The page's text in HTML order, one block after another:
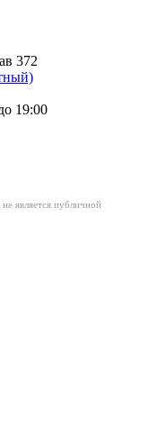
372
19:00
не является публичной